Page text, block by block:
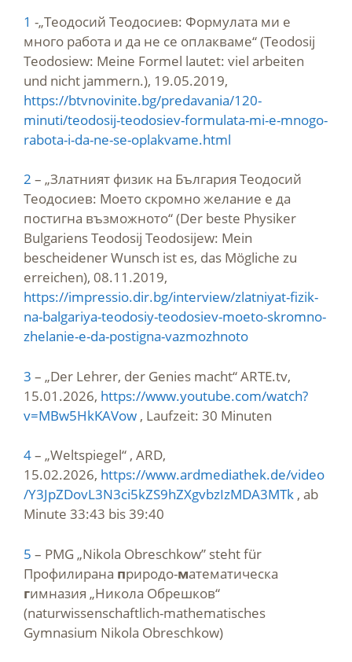
1 -„Теодосий Теодосиев: Формулата ми е
много работа и да не се оплакваме“ (Teodosij
Teodosiew: Meine Formel lautet: viel arbeiten
und nicht jammern.), 19.05.2019,
https://btvnovinite.bg/predavania/120-
minuti/teodosij-teodosiev-formulata-mi-e-mnogo-
rabota-i-da-ne-se-oplakvame.html
2 – „Златният физик на България Теодосий
Теодосиев: Моето скромно желание е да
постигна възможното“ (Der beste Physiker
Bulgariens Teodosij Teodosijew: Mein
bescheidener Wunsch ist es, das Mögliche zu
erreichen), 08.11.2019,
https://impressio.dir.bg/interview/zlatniyat-fizik-
na-balgariya-teodosiy-teodosiev-moeto-skromno-
zhelanie-e-da-postigna-vazmozhnoto
3 – „Der Lehrer, der Genies macht“ ARTE.tv,
15.01.2026, https://www.youtube.com/watch?
v=MBw5HkKAVow , Laufzeit: 30 Minuten
4– „Weltspiegel“ , ARD,
15.02.2026, https://www.ardmediathek.de/video
/Y3JpZDovL3N3ci5kZS9hZXgvbzIzMDA3MTk , ab
Minute 33:43 bis 39:40
5 – PMG „Nikola Obreschkow” steht für
Профилирана природо-математическа
гимназия „Никола Обрешков“
(naturwissenschaftlich-mathematisches
Gymnasium Nikola Obreschkow)